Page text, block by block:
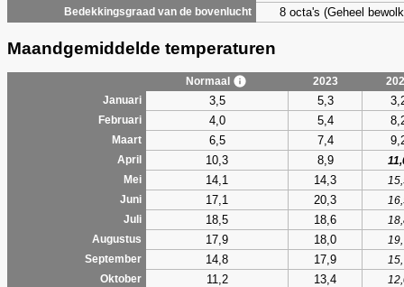
Bedekkingsgraad van de bovenlucht 8 octa's (Geheel
Maandgemiddelde temperaturen
Normaal 2023
Januari
3,5 5,3
Februari 4,0 5,4
Maart 6,5 7,4
April 10,3 8,9
Mei
14,1 14,3
Juni
17,1 20,3
Juli
18,5 18,6
Augustus
17,9 18,0
September
14,8 17,9
Oktober
11,2 13,4